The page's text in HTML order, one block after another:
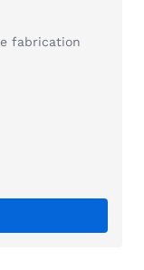
fabrication